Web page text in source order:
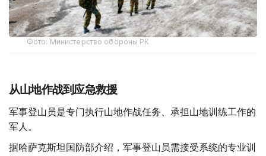
Фото: Министерство обороны РК
从山地作战到应急救援
军事登山员是专门执行山地作战任务、承担山地训练工作的
军人。
据哈萨克斯坦国防部介绍，军事登山员需接受系统的专业训